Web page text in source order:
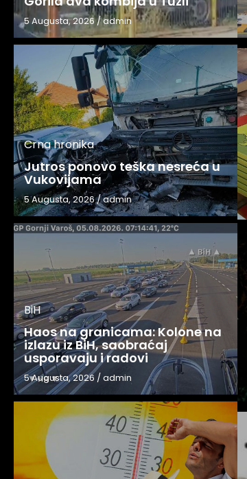
5 Augusta, 2026/admin
Crna hronika
Jutros ponovo teška nesreća u
Vukovijama
5 Augusta, 2026/admin
BiH
Haos na granicama: Kolone na
izlazu iz BiH, saobraćaj
usporavaju i radovi
5 Augusta, 2026 /admin